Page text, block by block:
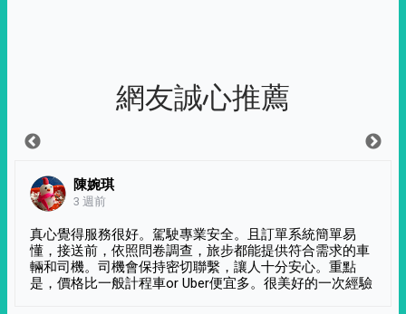
網友誠心推薦
陳婉琪
3 週前
真心覺得服務很好。駕駛專業安全。且訂單系統簡單易
懂，接送前，依照問卷調查，旅步都能提供符合需求的車
輛和司機。司機會保持密切聯繫，讓人十分安心。重點
是，價格比一般計程車or Uber便宜多。很美好的一次經驗